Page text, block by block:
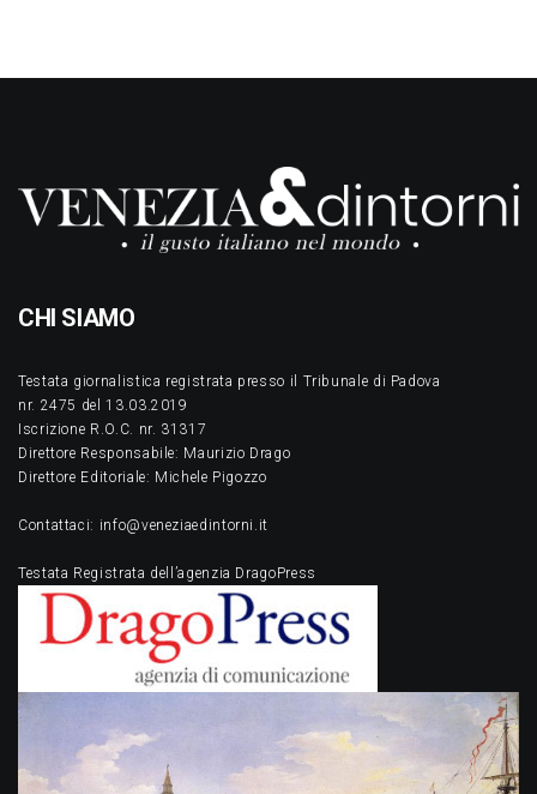
CHI SIAMO
Testata giornalistica registrata presso il Tribunale di Padova
nr. 2475 del 13.03.2019
Iscrizione R.O.C. nr. 31317
Direttore Responsabile: Maurizio Drago
Direttore Editoriale: Michele Pigozzo
Contattaci: info@veneziaedintorni.it
Testata Registrata dell’agenzia DragoPress